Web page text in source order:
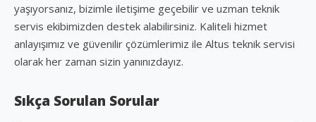
yaşıyorsanız, bizimle iletişime geçebilir ve uzman teknik
servis ekibimizden destek alabilirsiniz. Kaliteli hizmet
anlayışımız ve güvenilir çözümlerimiz ile Altus teknik servisi
olarak her zaman sizin yanınızdayız.
Sıkça Sorulan Sorular